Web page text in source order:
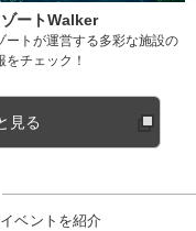
ートWalker
ートが運営する多彩な施設の
をチェック！
見る
ベントを紹介